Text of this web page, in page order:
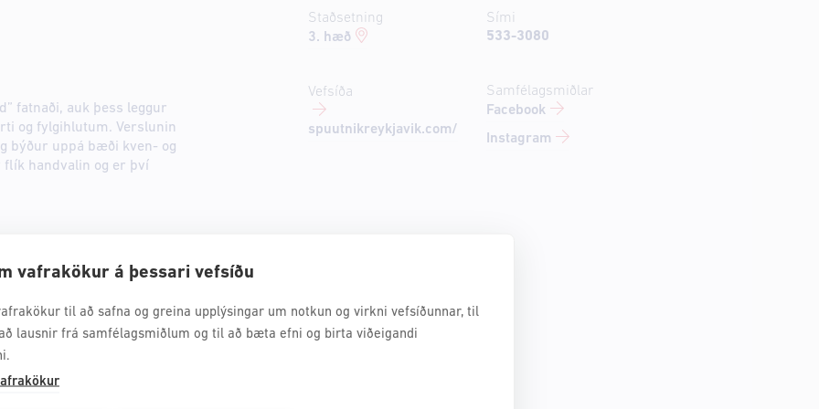
vafrakökur á þessari vefsíðu
til að safna og greina upplýsingar um notkun og virkni vefsíðunnar, til
lausnir frá samfélagsmiðlum og til að bæta efni og birta viðeigandi
fatnaði, auk þess leggur
og fylgihlutum. Verslunin
býður uppá bæði kven- og
handvalin og er því
Staðsetning
3. hæð
Vefsíða
spuutnikreykjavik.com/
Sími
533-3080
Samfélagsmiðlar
Facebook
Instagram